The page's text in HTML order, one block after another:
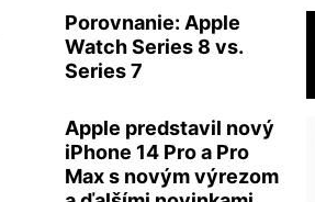
Porovnanie: Apple
Watch Series 8 vs.
Series 7
Apple predstavil nový
iPhone 14 Pro a Pro
Max s novým výrezom